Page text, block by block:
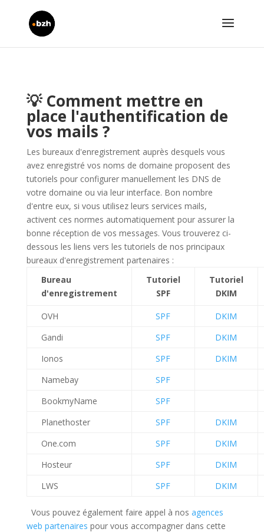
💡Comment mettre en
place l'authentification de
vos mails ?
Les bureaux d'enregistrement auprès desquels vous
avez enregistré vos noms de domaine proposent des
tutoriels pour configurer manuellement les DNS de
votre domaine ou via leur interface. Bon nombre
d'entre eux, si vous utilisez leurs services mails,
activent ces normes automatiquement pour assurer la
bonne réception de vos messages. Vous trouverez ci-
dessous les liens vers les tutoriels de nos principaux
bureaux d'enregistrement partenaires :
Bureau
d'enregistrement
Tutoriel
SPF
Tutoriel
DKIM
OVH SPF
DKIM
Gandi
SPF
DKIM
Ionos
SPF
DKIM
Namebay
SPF
BookmyName
SPF
Planethoster
SPF
DKIM
One.com
SPF
DKIM
Hosteur
SPF
DKIM
LWS
SPF DKIM
Vous pouvez également faire appel à nos agences
web partenaires pour vous accompagner dans cette